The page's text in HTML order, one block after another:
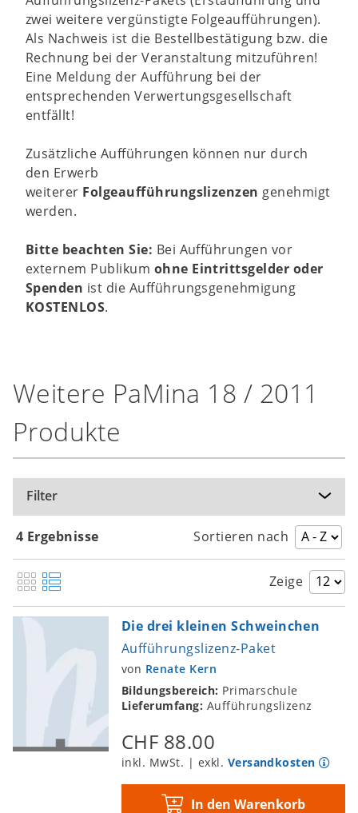
zwei weitere vergünstigte Folgeaufführungen).
Als Nachweis ist die Bestellbestätigung bzw. die
Rechnung bei der Veranstaltung mitzuführen!
Eine Meldung der Aufführung bei der
entsprechenden Verwertungsgesellschaft
entfällt!
Zusätzliche Aufführungen können nur durch
den Erwerb
weiterer Folgeaufführungslizenzen genehmigt
werden.
Bitte beachten Sie: Bei Aufführungen vor
externem Publikum ohne Eintrittsgelder oder
Spenden ist die Aufführungsgenehmigung
KOSTENLOS.
Weitere PaMina 18 / 2011
Produkte
Filter
4 Ergebnisse Sortieren nach
Zeige
Die drei kleinen Schweinchen
Aufführungslizenz-Paket
von Renate Kern
Bildungsbereich: Primarschule
Lieferumfang: Aufführungslizenz
CHF 88.00
inkl. MwSt. | exkl. Versandkosten
In den Warenkorb